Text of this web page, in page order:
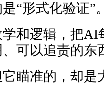
“形式化验证”
和逻辑，把AI
可以追责的东
瞄准的，却是